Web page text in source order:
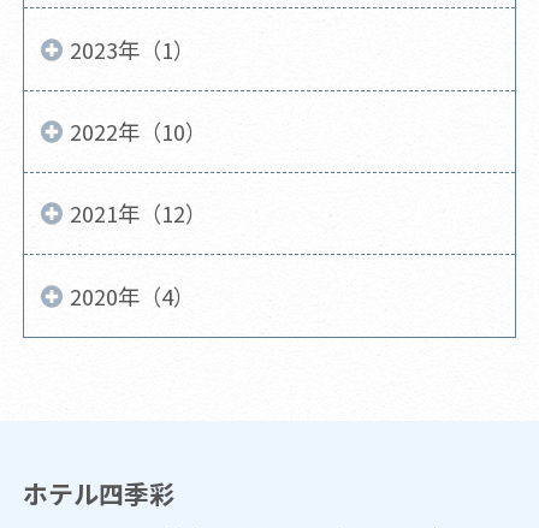
2023年（1）
2022年（10）
2021年（12）
2020年（4）
ホテル四季彩